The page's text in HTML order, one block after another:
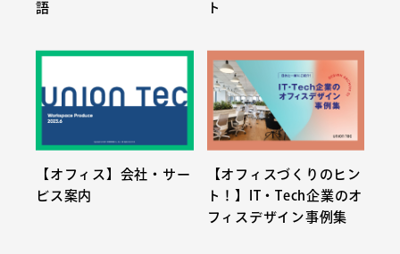
語
ト
【オフィス】会社・サー
ビス案内
【オフィスづくりのヒン
ト！】IT・Tech企業のオ
フィスデザイン事例集